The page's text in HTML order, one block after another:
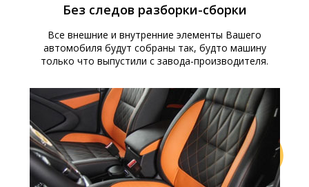
Без следов разборки-сборки
Все внешние и внутренние элементы Вашего
автомобиля будут собраны так, будто машину
только что выпустили с завода-производителя.